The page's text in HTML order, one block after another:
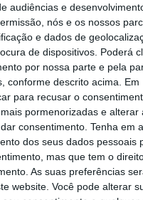
audiências e
nós e os nossos
e dados de
de dispositivos. Poderá
por nossa parte e pela
conforme descrito acima. Em
para recusar o
pormenorizadas e alterar
consentimento. Tenha em
dos seus dados pessoais
mas que tem o
As suas preferências
website. Você pode alterar
do Centro Hospitalar
o seu estado “evolua
ter alta em breve”.
feridos após terem
à tarde por um raio
do Caramulo, quando
participantes da Rampa
e depois de se terem
árvore que acabou